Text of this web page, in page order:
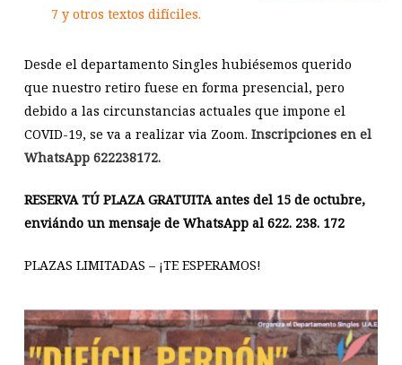
7 y otros textos difíciles.
Desde el departamento Singles hubiésemos querido
que nuestro retiro fuese en forma presencial, pero
debido a las circunstancias actuales que impone el
COVID-19, se va a realizar via Zoom. Inscripciones en el
WhatsApp 622238172.
RESERVA TÚ PLAZA GRATUITA antes del 15 de octubre,
enviándo un mensaje de WhatsApp al 622. 238. 172
PLAZAS LIMITADAS – ¡TE ESPERAMOS!